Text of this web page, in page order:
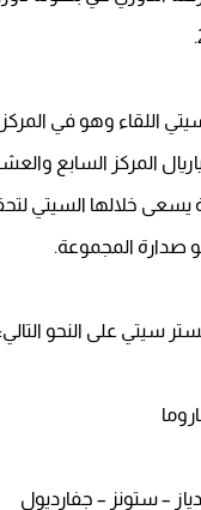
المركز السابع
خلالها السيتي
صدارة المجموعة.
سيتي على النحو التالي:
– ستونز – جفارديول